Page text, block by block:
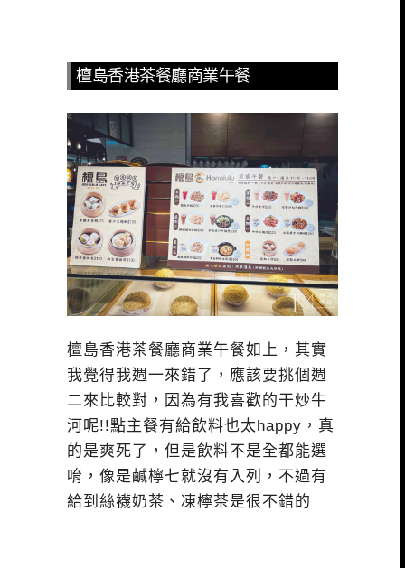
檀島香港茶餐廳商業午餐
檀島香港茶餐廳商業午餐如上，其實
我覺得我週一來錯了，應該要挑個週
二來比較對，因為有我喜歡的干炒牛
河呢!!點主餐有給飲料也太happy，真
的是爽死了，但是飲料不是全都能選
唷，像是鹹檸七就沒有入列，不過有
給到絲襪奶茶、凍檸茶是很不錯的